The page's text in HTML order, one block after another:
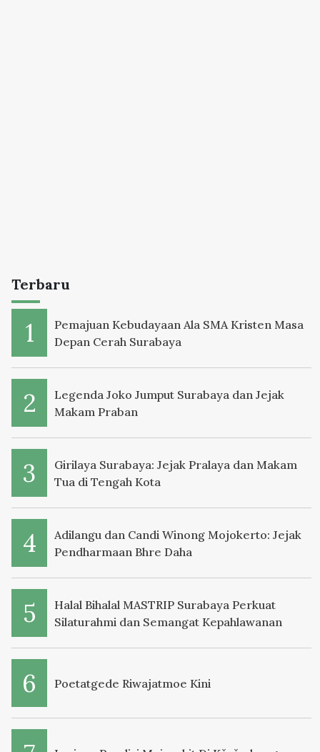
Terbaru
Pemajuan Kebudayaan Ala SMA Kristen Masa
Depan Cerah Surabaya
Legenda Joko Jumput Surabaya dan Jejak
Makam Praban
Girilaya Surabaya: Jejak Pralaya dan Makam
Tua di Tengah Kota
Adilangu dan Candi Winong Mojokerto: Jejak
Pendharmaan Bhre Daha
Halal Bihalal MASTRIP Surabaya Perkuat
Silaturahmi dan Semangat Kepahlawanan
Poetatgede Riwajatmoe Kini